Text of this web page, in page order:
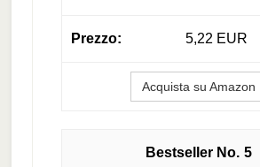
5,22 EUR
Acquista su Amazon
5